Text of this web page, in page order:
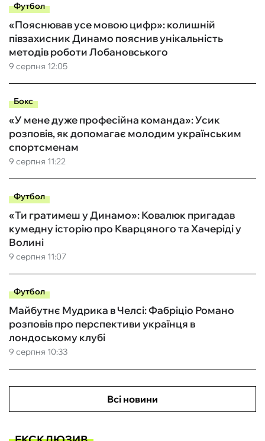
Футбол
9 серпня 12:05
«Пояснював усе мовою цифр»: колишній
півзахисник Динамо пояснив унікальність
методів роботи Лобановського
Бокс
9 серпня 11:22
«У мене дуже професійна команда»: Усик
розповів, як допомагає молодим українським
спортсменам
Футбол
9 серпня 11:07
«Ти гратимеш у Динамо»: Ковалюк пригадав
кумедну історію про Кварцяного та Хачеріді у
Волині
Футбол
9 серпня 10:33
Майбутнє Мудрика в Челсі: Фабріціо Романо
розповів про перспективи українця в
лондоському клубі
Всі новини